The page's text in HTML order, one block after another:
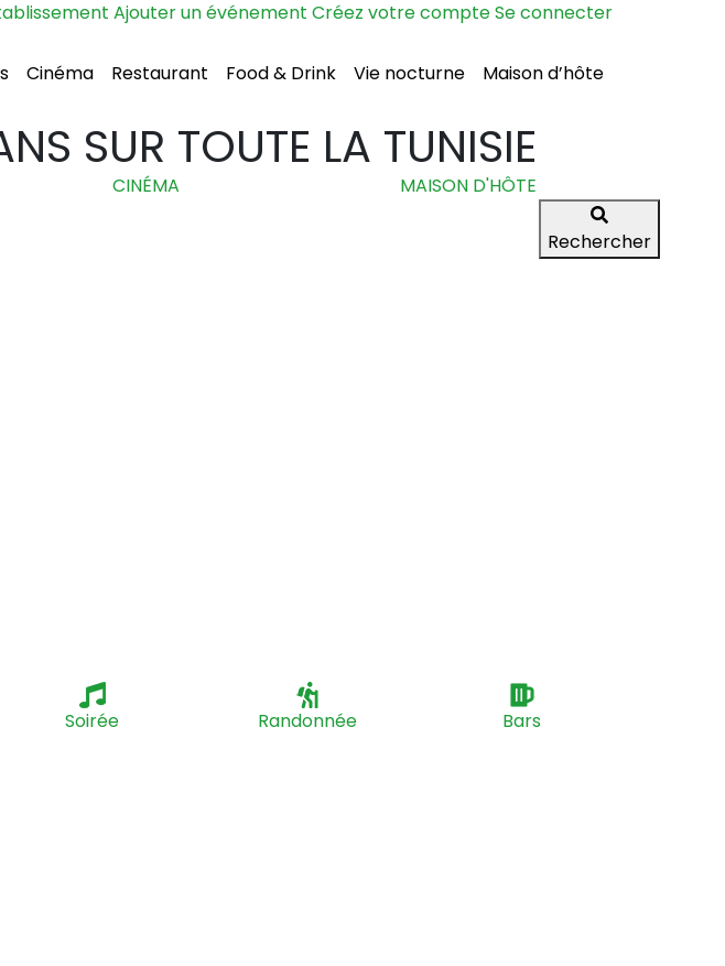
Ajouter un événement Créez votre compteSe connecter
Cinéma Restaurant Food & Drink Vie nocturne Maison d’hôte
SUR TOUTE LA TUNISIE
CINÉMA MAISON D'HÔTE
Rechercher
Soirée Randonnée
Bars